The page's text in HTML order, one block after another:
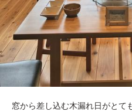
窓から差し込む木漏れ日がとて